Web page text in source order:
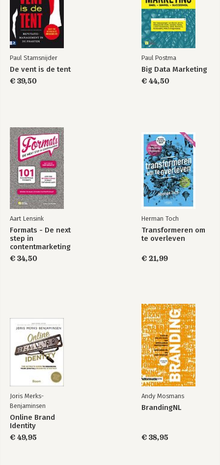
15. Vragen
Deel II: De vijf stappen naar een betekenisvol merk
16. De voorbereiding
17. Het stappenplan
Verantwoording
Literatuur
Over de auteur
Paul Stamsnijder
De vent is de tent
€ 39,50
Paul Postma
Big Data Marketing
€ 44,50
Aart Lensink
Formats - De next
step in
contentmarketing
€ 34,50
Herman Toch
Transformeren om
te overleven
€ 21,99
Joris Merks-
Benjaminsen
Online Brand
Identity
€ 49,95
Andy Mosmans
BrandingNL
€ 38,95